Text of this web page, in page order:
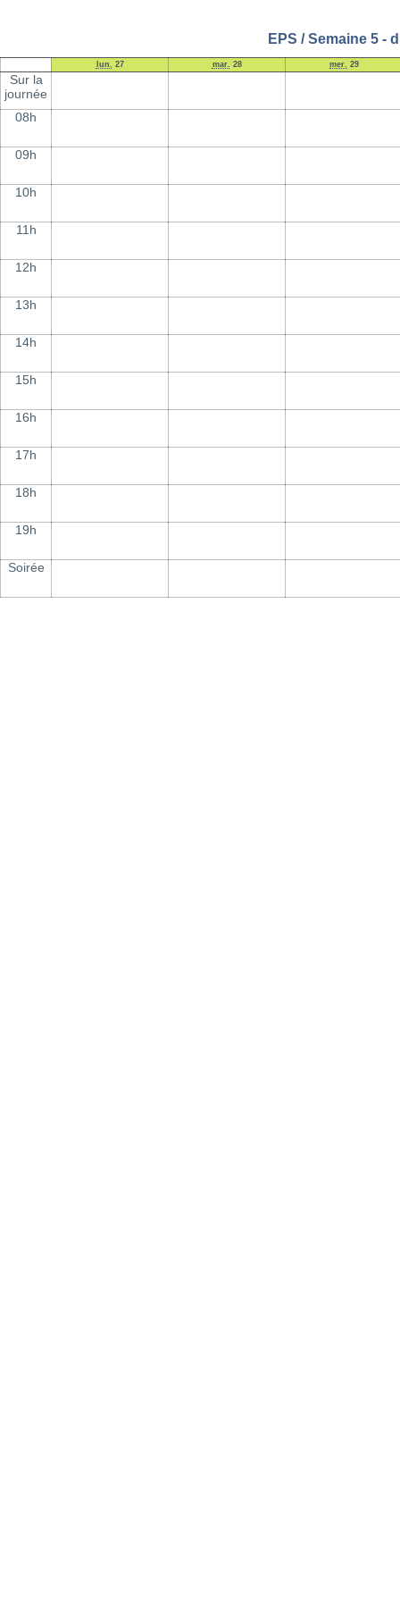
EPS / Semaine 5 -
lun. 27 mar. 28 mer. 29
Sur la
journée
08h
09h
10h
11h
12h
13h
14h
15h
16h
17h
18h
19h
Soirée